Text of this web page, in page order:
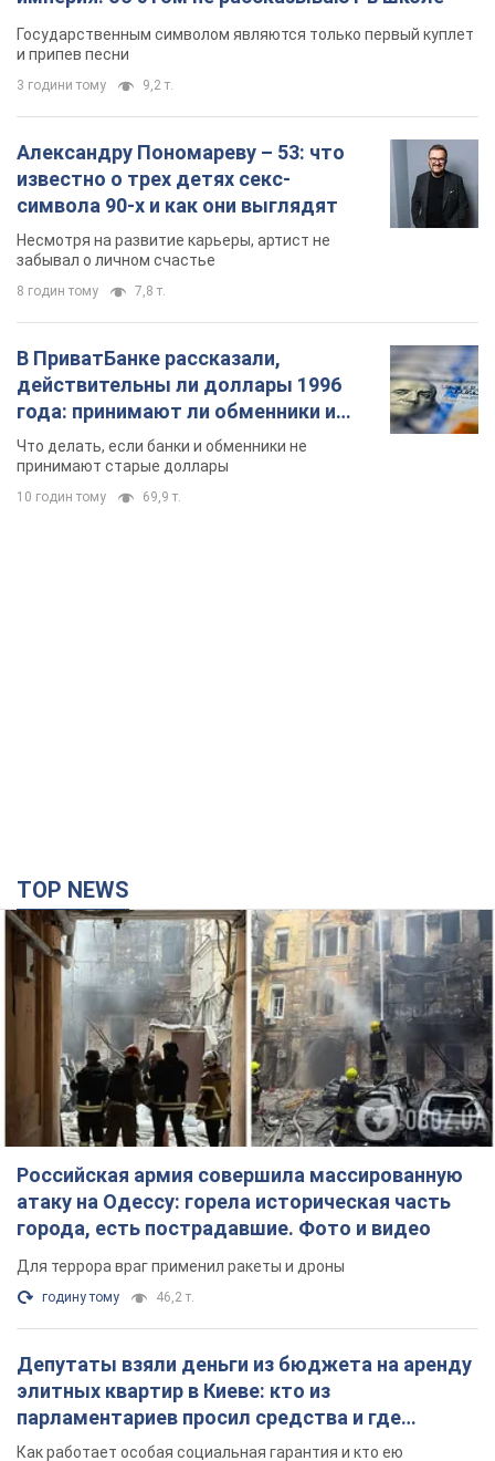
Государственным символом являются только первый куплет
и припев песни
3 години тому 9,2 т.
Александру Пономареву – 53: что
известно о трех детях секс-
символа 90-х и как они выглядят
Несмотря на развитие карьеры, артист не
забывал о личном счастье
8 годин тому 7,8 т.
В ПриватБанке рассказали,
действительны ли доллары 1996
года: принимают ли обменники и
банки такие купюры
Что делать, если банки и обменники не
принимают старые доллары
10 годин тому 69,9 т.
TOP NEWS
Российская армия совершила массированную
атаку на Одессу: горела историческая часть
города, есть пострадавшие. Фото и видео
Для террора враг применил ракеты и дроны
годину тому 46,2 т.
Депутаты взяли деньги из бюджета на аренду
элитных квартир в Киеве: кто из
парламентариев просил средства и где
поселился
Как работает особая социальная гарантия и кто ею